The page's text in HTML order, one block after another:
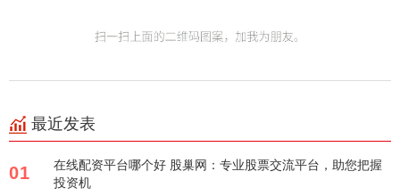
最近发表
01
在线配资平台哪个好 股巢网：专业股票交流平台，助您把握
投资机